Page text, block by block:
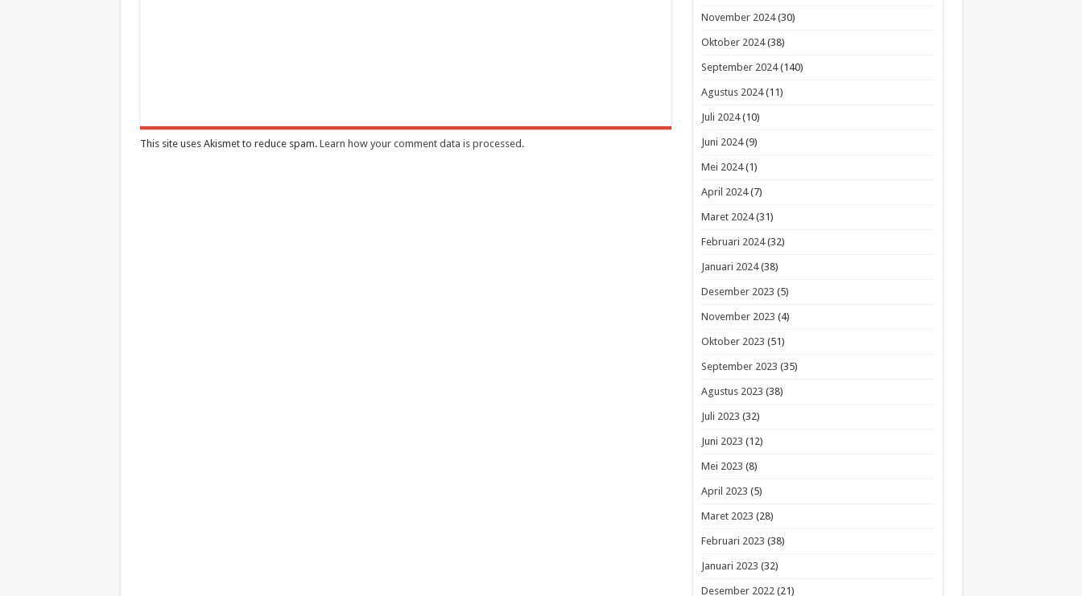
This site uses Akismet to reduce spam. Learn how your comment data is processed .
November 2024(30)
Oktober 2024(38)
September 2024(140)
Agustus 2024(11)
Juli 2024(10)
Juni 2024(9)
Mei 2024(1)
April 2024(7)
Maret 2024(31)
Februari 2024(32)
Januari 2024(38)
Desember 2023 (5)
November 2023 (4)
Oktober 2023 (51)
September 2023 (35)
Agustus 2023 (38)
Juli 2023 (32)
Juni 2023 (12)
Mei 2023 (8)
April 2023 (5)
Maret 2023 (28)
Februari 2023 (38)
Januari 2023 (32)
Desember 2022(21)